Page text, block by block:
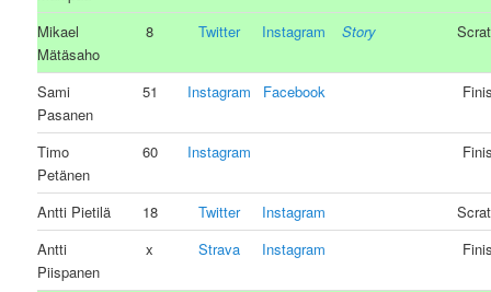
Mikael
Mätäsaho
8 Twitter Instagram Story
Sami
Pasanen
51 Instagram Facebook
Timo
Petänen
60 Instagram
Antti Pietilä 18 Twitter Instagram
Antti
Piispanen
x Strava Instagram